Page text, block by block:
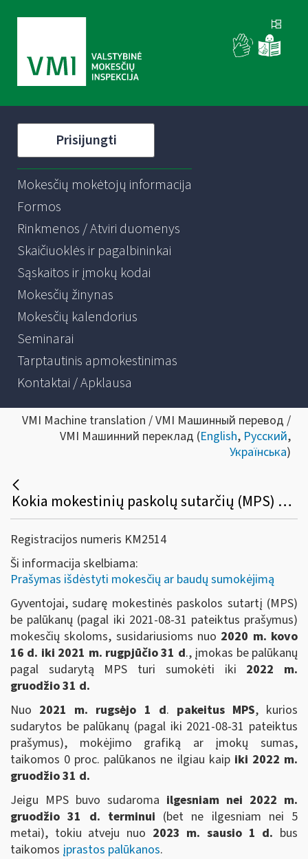
Prisijungti
Mokesčių mokėtojų informacija
Formos
Rinkmenos / Atviri duomenys
Skaičiuoklės ir pagalbininkai
Sąskaitos ir įmokų kodai
Mokesčių žinynas
Mokesčių kalendorius
Seminarai
Tarptautinis apmokestinimas
Kontaktai / Apklausa
VMI Machine translation / VMI Машинный перевод /
VMI Машинний переклад (English, Русский,
Українська)
Kokia mokestinių paskolų sutarčių (MPS) be palūkanų pakeitimo ir vykdymo tvarka gyventojams, kurių nesumokėtų mokesčių sumos buvo išdėstytos / atidėtos dėl COVID-19?
Registracijos numeris KM2514
Ši informacija skelbiama:
Prašymas išdėstyti mokesčių ar baudų sumokėjimą
Gyventojai, sudarę mokestinės paskolos sutartį (MPS)
be palūkanų (pagal iki 2021-08-31 pateiktus prašymus)
mokesčių skoloms, susidariusioms nuo 2020 m. kovo
16 d. iki 2021 m. rugpjūčio 31 d., įmokas be palūkanų
pagal sudarytą MPS turi sumokėti iki 2022 m.
gruodžio 31 d.
Nuo 2021 m. rugsėjo 1 d. pakeitus MPS, kurios
sudarytos be palūkanų (pagal iki 2021-08-31 pateiktus
prašymus), mokėjimo grafiką ar įmokų sumas,
taikomos 0 proc. palūkanos ne ilgiau kaip iki 2022 m.
gruodžio 31 d.
Jeigu MPS buvo sudaroma ilgesniam nei 2022 m.
gruodžio 31 d. terminui (bet ne ilgesniam nei 5
metai), tokiu atveju nuo 2023 m. sausio 1 d. bus
taikomos įprastos palūkanos.